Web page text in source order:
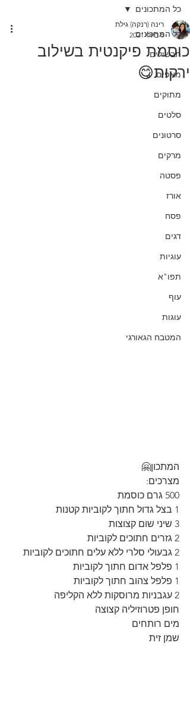
כל המתכונים
תבשילים
מאפים
מתוקים
סלטים
סרטונים
מרקים
פסטה
אורז
פסח
דגים
עוגיות
תפו"א
עוף
עוגות
המטבח הגאורגי
כל המתכונים
כוסמת פיקנטית בשילוב
ירקות😋
רינה (רנקה) גילת
8 ביולי 2021
המתכון🤗
מצרכים:
500 גרם כוסמת
1 בצל גדול חתוך לקוביות קטנות
3 שיני שום קצוצות
2 גזרים חתוכים לקוביות
2 גבעולי סלרי ללא עלים חתוכים לקוביות
1 פלפל אדום חתוך לקוביות
1 פלפל צהוב חתוך לקוביות
2 עגבניות מרוסקות ללא הקליפה
חופן פטרוזיליה קצוצה
מים רותחים
שמן זית